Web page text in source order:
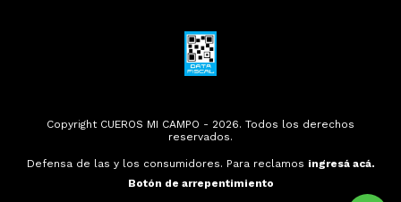
Copyright CUEROS MI CAMPO - 2026. Todos los derechos
reservados.
Defensa de las y los consumidores. Para reclamos ingresá acá.
Botón de arrepentimiento